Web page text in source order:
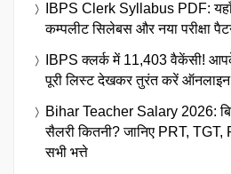
IBPS Clerk Syllabus PDF:
कम्पलीट सिलेबस और नया परीक्षा
IBPS क्लर्क में 11,403 वैकेंसी!
पूरी लिस्ट देखकर तुरंत करें ऑनलाइन
Bihar Teacher Salary 2026:
सैलरी कितनी? जानिए PRT,
सभी भत्ते